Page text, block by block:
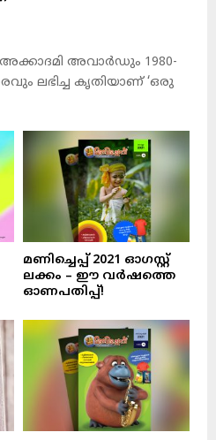
അക്കാദമി അവാര്‍ഡും 1980-
ലഭിച്ച കൃതിയാണ് ‘ഒരു
മണിച്ചെപ്പ് 2021 ഓഗസ്റ്റ്
ലക്കം – ഈ വർഷത്തെ
ഓണപതിപ്പ്!